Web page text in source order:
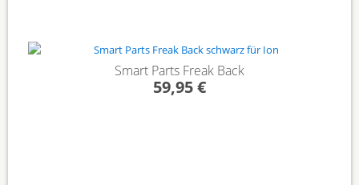
Smart Parts Freak Back
59,95 €